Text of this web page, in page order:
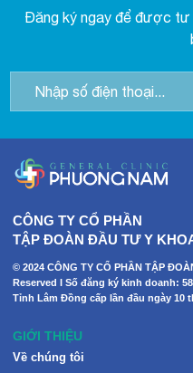
Đăng ký ngay để được tư
CÔNG TY CỔ PHẦN
TẬP ĐOÀN ĐẦU TƯ Y
© 2024 CÔNG TY CỔ PHẦN TẬP
Reserved I Số đăng ký kinh doanh:
Tỉnh Lâm Đồng cấp lần đầu ngày 10
GIỚI THIỆU
Về chúng tôi